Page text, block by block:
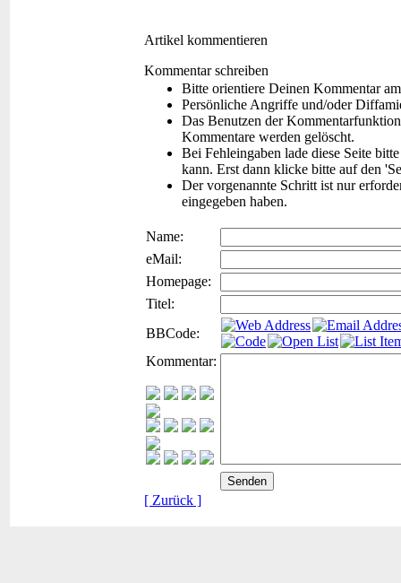
Artikel kommentieren
Kommentar schreiben
Bitte orientiere Deinen Kommentar
Persönliche Angriffe und/oder
Das Benutzen der
Kommentare werden gelöscht.
Bei Fehleingaben lade diese Seite
kann. Erst dann klicke bitte auf den
Der vorgenannte Schritt ist nur
eingegeben haben.
Name:
eMail:
Homepage:
Titel:
BBCode:
Kommentar:
[ Zurück ]